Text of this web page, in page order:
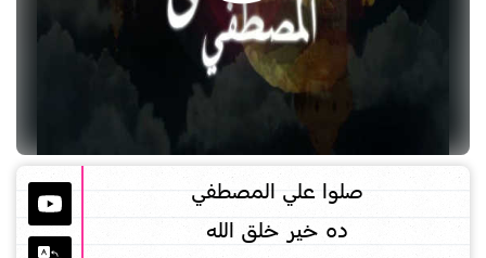
‏صلوا علي المصطفي
ده خير خلق الله